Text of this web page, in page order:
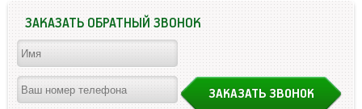
ЗАКАЗАТЬ ОБРАТНЫЙ ЗВОНОК